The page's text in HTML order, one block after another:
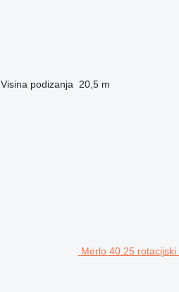
Visina podizanja
20,5 m
Merlo 40.25